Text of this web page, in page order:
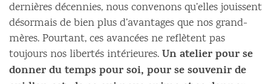
dernières décennies, nous convenons qu’elles jouissent
désormais de bien plus d’avantages que nos grand-
mères. Pourtant, ces avancées ne reflètent pas
toujours nos libertés intérieures.Un atelier pour se
donner du temps pour soi, pour se souvenir de